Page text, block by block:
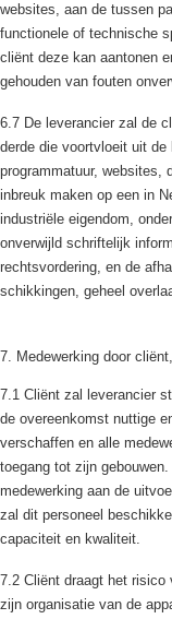
websites, aan de tussen
functionele of technische
cliënt deze kan aantonen
gehouden van fouten
6.7 De leverancier zal de
derde die voortvloeit uit de
programmatuur, websites,
inbreuk maken op een in
industriële eigendom,
onverwijld schriftelijk
rechtsvordering, en de
schikkingen, geheel
7. Medewerking door
7.1 Cliënt zal leverancier
de overeenkomst nuttige
verschaffen en alle
toegang tot zijn
medewerking aan de
zal dit personeel
capaciteit en kwaliteit.
7.2 Cliënt draagt het
zijn organisatie van de